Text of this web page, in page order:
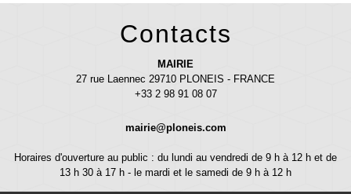
Contacts
MAIRIE
27 rue Laennec 29710 PLONEIS - FRANCE
+33 2 98 91 08 07
mairie@ploneis.com
Horaires d'ouverture au public : du lundi au vendredi de 9 h à 12 h et de
13 h 30 à 17 h - le mardi et le samedi de 9 h à 12 h